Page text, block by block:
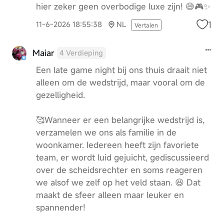
hier zeker geen overbodige luxe zijn! 😅🎮✨
11-6-2026 18:55:38 NL Vertalen 1
Maiar 4 Verdieping
Een late game night bij ons thuis draait niet
alleen om de wedstrijd, maar vooral om de
gezelligheid.
🥰Wanneer er een belangrijke wedstrijd is,
verzamelen we ons als familie in de
woonkamer. Iedereen heeft zijn favoriete
team, er wordt luid gejuicht, gediscussieerd
over de scheidsrechter en soms reageren
we alsof we zelf op het veld staan. 😆 Dat
maakt de sfeer alleen maar leuker en
spannender!